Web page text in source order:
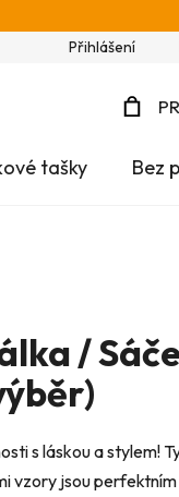
Přihlášení
tašky Bez
/
s láskou a stylem!
vzory jsou perfektním